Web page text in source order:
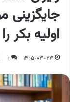
جایگزینی
اولیه بکر
1405-03-23
0